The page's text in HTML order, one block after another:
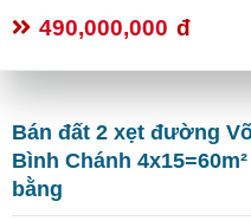
490,000,000 đ
Bán đất 2 xẹt đường
Bình Chánh
bằng